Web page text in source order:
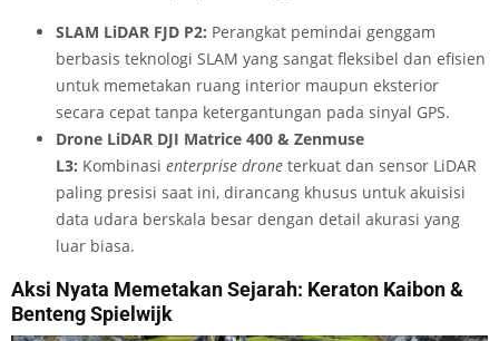
SLAM LiDAR FJD P2: Perangkat pemindai genggam
berbasis teknologi SLAM yang sangat fleksibel dan efisien
untuk memetakan ruang interior maupun eksterior
secara cepat tanpa ketergantungan pada sinyal GPS.
Drone LiDAR DJI Matrice 400 & Zenmuse
L3: Kombinasi enterprise drone terkuat dan sensor LiDAR
paling presisi saat ini, dirancang khusus untuk akuisisi
data udara berskala besar dengan detail akurasi yang
luar biasa.
Aksi Nyata Memetakan Sejarah: Keraton Kaibon &
Benteng Spielwijk